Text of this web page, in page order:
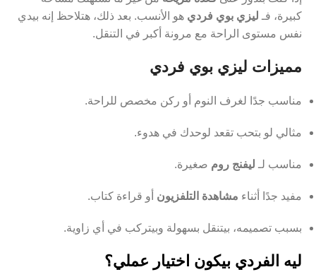
كبيرة، فـ ليزي بوي فردي هو الأنسب. بعد ذلك، هتلاحظ إنه بيدي
نفس مستوى الراحة مع مرونة أكبر في التنقل.
مميزات ليزي بوي فردي
مناسب جدًا لغرف النوم أو ركن مخصص للراحة.
مثالي لو بتحب تقعد لوحدك في هدوء.
مناسب لـ ليفنج روم صغيرة.
مفيد جدًا أثناء مشاهدة التلفزيون أو قراءة كتاب.
بسبب تصميمه، بيتنقل بسهولة وبيتركب في أي زاوية.
ليه الفردي بيكون اختيار عملي؟